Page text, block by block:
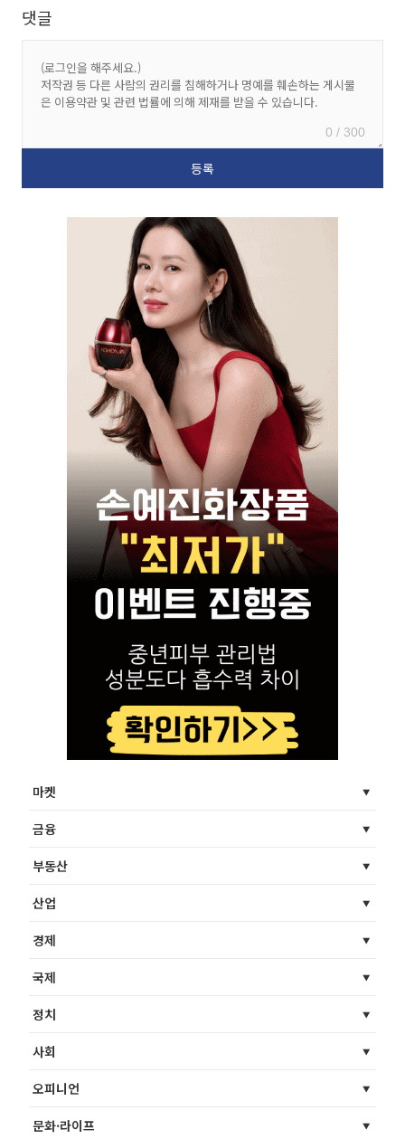
댓글
0 / 300
마켓
금융
부동산
산업
경제
국제
정치
사회
오피니언
문화·라이프